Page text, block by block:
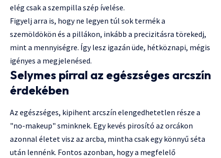
elég csak a szempilla szép ívelése.
Figyelj arra is, hogy ne legyen túl sok termék a
szemöldökön és a pillákon, inkább a precizitásra törekedj,
mint a mennyiségre. Így lesz igazán üde, hétköznapi, mégis
igényes a megjelenésed.
Selymes pírral az egészséges arcszín
érdekében
Az egészséges, kipihent arcszín elengedhetetlen része a
"no-makeup" sminknek. Egy kevés pirosító az orcákon
azonnal életet visz az arcba, mintha csak egy könnyű séta
után lennénk. Fontos azonban, hogy a megfelelő